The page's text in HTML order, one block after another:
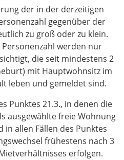
der in der derzeitigen
gegenüber der
zu groß oder zu klein.
werden nur
die seit mindestens 2
mit Hauptwohnsitz im
leben und gemeldet sind.
Punktes 21.3., in denen die
ausgewählte freie Wohnung
in allen Fällen des Punktes
frühestens nach 3
erfolgen.